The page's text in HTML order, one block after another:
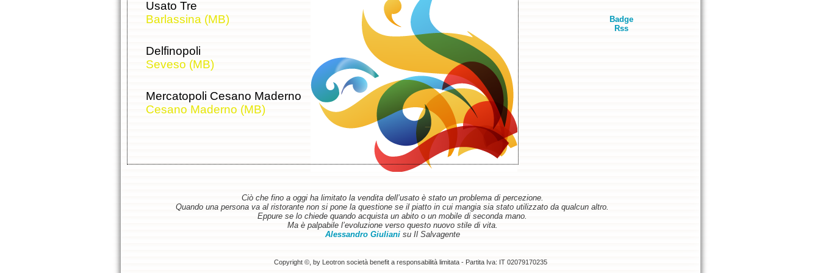
Badge
Rss
Usato Tre
Barlassina (MB)
Delfinopoli
Seveso (MB)
Mercatopoli Cesano Maderno
Cesano Maderno (MB)
Ciò che fino a oggi ha limitato la vendita dell’usato è stato un problema di percezione.
Quando una persona va al ristorante non si pone la questione se il piatto in cui mangia sia stato utilizzato da qualcun altro.
Eppure se lo chiede quando acquista un abito o un mobile di seconda mano.
Ma è palpabile l’evoluzione verso questo nuovo stile di vita.
Alessandro Giulianisu Il Salvagente
Copyright ©, by Leotron società benefit a responsabilità limitata - Partita Iva: IT 02079170235